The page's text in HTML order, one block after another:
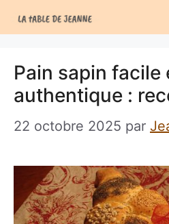
au
Pain sapin facile
authentique :
22 octobre 2025 par